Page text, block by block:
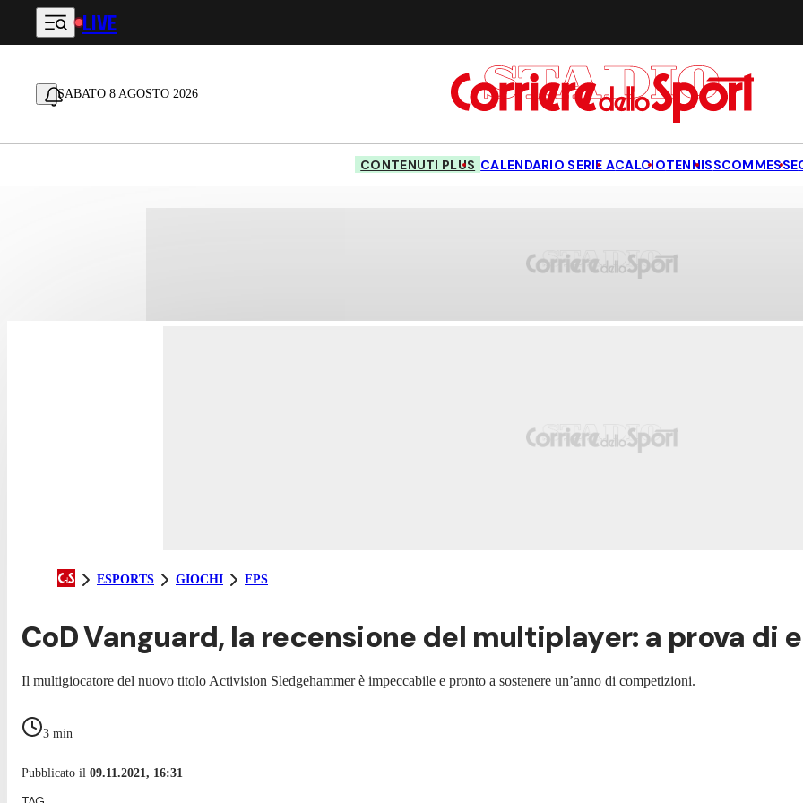
Vai al contenuto principale
LIVE
SABATO 8 AGOSTO 2026
CONTENUTI PLUS CALENDARIO SERIE ACALCIOTENNISSCOMMESSE
ESPORTS GIOCHI FPS
CoD Vanguard, la recensione del multiplayer: a prova di
Il multigiocatore del nuovo titolo Activision Sledgehammer è impeccabile e pronto a sostenere un’anno di competizioni.
3 min
Pubblicato il 09.11.2021, 16:31